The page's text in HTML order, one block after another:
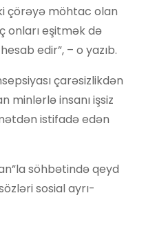
çörəyə möhtac olan
onları eşitmək də
edir”, – o yazıb.
çarəsizlikdən
minlərlə insanı işsiz
istifadə edən
söhbətində qeyd
sosial ayrı-